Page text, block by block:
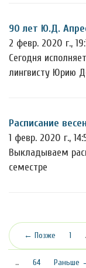
90 лет Ю.Д.
2 февр. 2020 г.,
Сегодня
лингвисту Юрию
Расписание
1 февр. 2020 г.,
Выкладываем
семестре
← Позже 1
… 64 Раньше